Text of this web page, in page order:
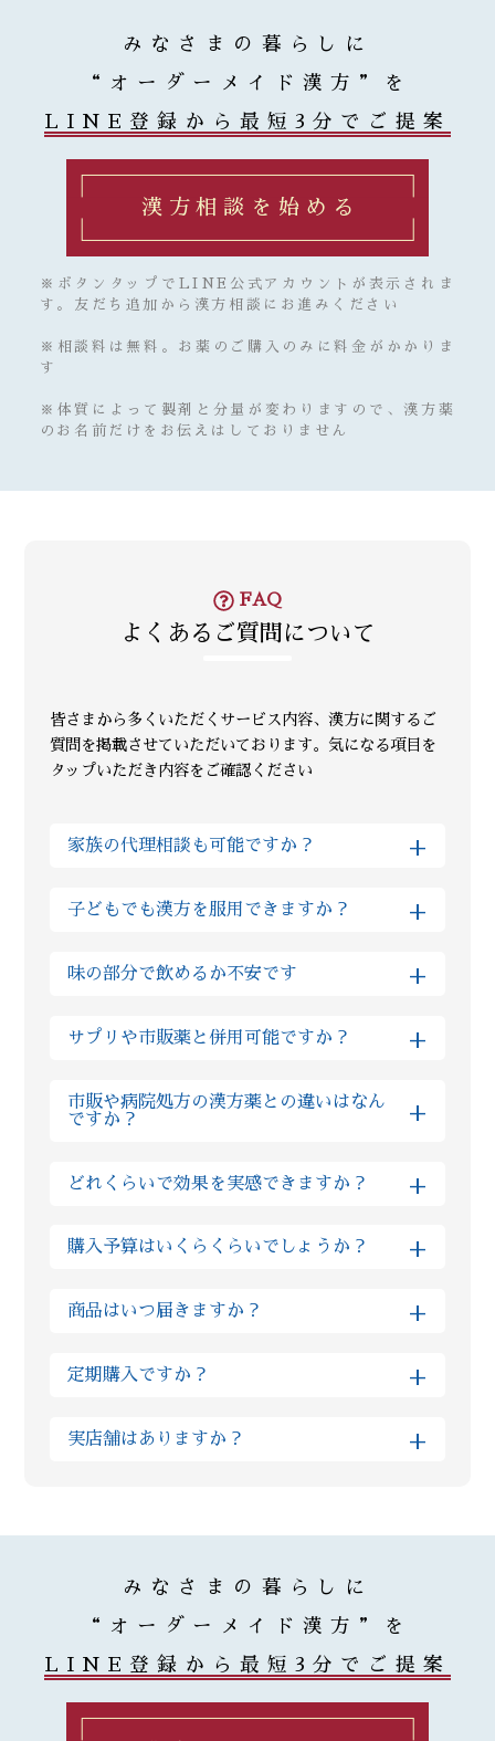
みなさまの暮らしに
“オーダーメイド漢方”を
LINE登録から最短3分でご提案
漢方相談を始める
※ボタンタップでLINE公式アカウントが表示されま
す。友だち追加から漢方相談にお進みください
※相談料は無料。お薬のご購入のみに料金がかかりま
す
※体質によって製剤と分量が変わりますので、漢方薬
のお名前だけをお伝えはしておりません
FAQ
よくあるご質問について
皆さまから多くいただくサービス内容、漢方に関するご
質問を掲載させていただいております。気になる項目を
タップいただき内容をご確認ください
家族の代理相談も可能ですか？ +
くいただいております。その場合はご両親やお子様
だけますと、ご本人様相談とまったく同様にご利用
子どもでも漢方を服用できますか？ +
すので、多くの場合でお子様も服用いただけます。
れておりますし、西洋薬と比べても漢方の場合は副
質問いただければ、おくすりの専門家の薬剤師が回
味の部分で飲めるか不安です +
なるようでしたら砂糖の入っていない蜂蜜等と一緒
同じご不安を抱えた方からのお声も多数いただいて
おります。
サプリや市販薬と併用可能ですか？ +
隔を空けていただければ問題ございません。 また市
問題ございませんが、ご不安な場合は薬剤師に
市販や病院処方の漢方薬との違いはなん
ですか？
+
を扱っており、他店やドラッグストアでは購入がで
ません。 当店では厳選した原料を使った製品となる
どれくらいで効果を実感できますか？ +
生活アドバイスを取り入れていただくと早い方では
います。 また個人差はありますが、人の体の細胞が
ております。
購入予算はいくらくらいでしょうか？ +
よっても大きく異なるものですので、まずはLINE
面や内容にご不安がある方にはお試しのプランを、
ドな上位プランなど、柔軟にご案内が可能です
商品はいつ届きますか？ +
にご確認ください。
※混雑状況やお薬の種類によっては翌営業日以降の
ご購入いただいた翌営業日には発送させていただき
ことがありますが、その場合は遅くとも3営業日以
内に発送させていただきます。
定期購入ですか？ +
毎月勝手に商品が送られてくる等は無い為ご安心く
更させていただいております。
実店舗はありますか？ +
も受付けております。 漢方薬局総合部門で全国実力
陽堂で研鑽を積んだ薬剤師がReiyodoにも在籍して
いる為、オンラインでも安心してご利用いただけま
みなさまの暮らしに
“オーダーメイド漢方”を
LINE登録から最短3分でご提案